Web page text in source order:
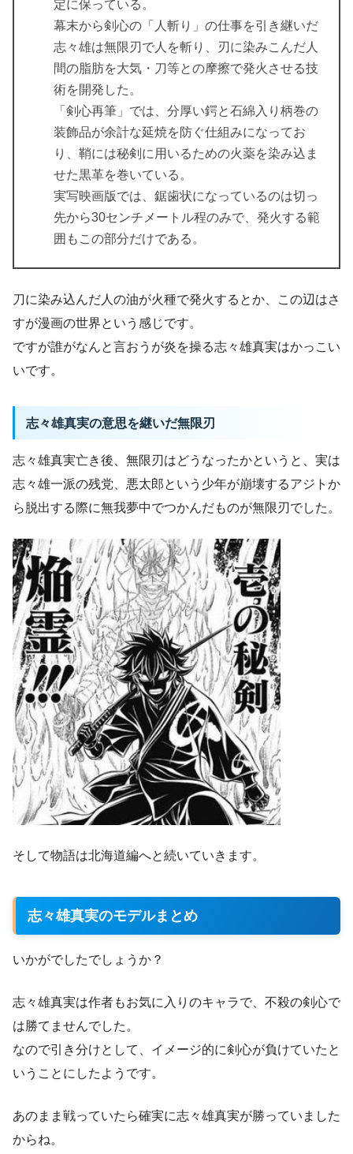
定に保っている。
幕末から剣心の「人斬り」の仕事を引き継いだ
志々雄は無限刃で人を斬り、刃に染みこんだ人
間の脂肪を大気・刀等との摩擦で発火させる技
術を開発した。
「剣心再筆」では、分厚い鍔と石綿入り柄巻の
装飾品が余計な延焼を防ぐ仕組みになってお
り、鞘には秘剣に用いるための火薬を染み込ま
せた黒革を巻いている。
実写映画版では、鋸歯状になっているのは切っ
先から30センチメートル程のみで、発火する範
囲もこの部分だけである。
刀に染み込んだ人の油が火種で発火するとか、この辺はさ
すが漫画の世界という感じです。
ですが誰がなんと言おうが炎を操る志々雄真実はかっこい
いです。
志々雄真実の意思を継いだ無限刃
志々雄真実亡き後、無限刃はどうなったかというと、実は
志々雄一派の残党、悪太郎という少年が崩壊するアジトか
ら脱出する際に無我夢中でつかんだものが無限刃でした。
そして物語は北海道編へと続いていきます。
志々雄真実のモデルまとめ
いかがでしたでしょうか？
志々雄真実は作者もお気に入りのキャラで、不殺の剣心で
は勝てませんでした。
なので引き分けとして、イメージ的に剣心が負けていたと
いうことにしたようです。
あのまま戦っていたら確実に志々雄真実が勝っていました
からね。